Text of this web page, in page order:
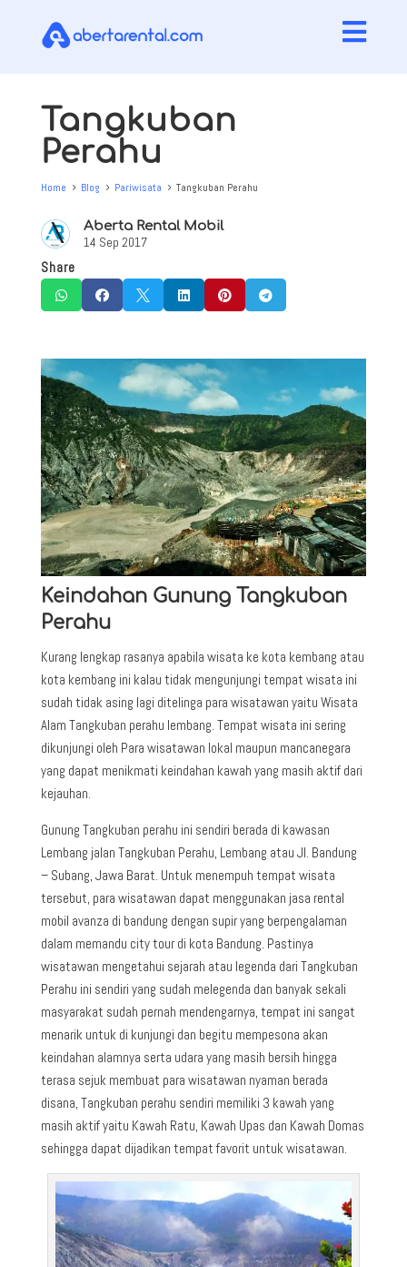

Tangkuban
Perahu
Home 5 Blog 5 Pariwisata 5 Tangkuban Perahu
Aberta Rental Mobil
14 Sep 2017
Share
     
Keindahan Gunung Tangkuban
Perahu
Kurang lengkap rasanya apabila wisata ke kota kembang atau
kota kembang ini kalau tidak mengunjungi tempat wisata ini
sudah tidak asing lagi ditelinga para wisatawan yaitu Wisata
Alam Tangkuban perahu lembang. Tempat wisata ini sering
dikunjungi oleh Para wisatawan lokal maupun mancanegara
yang dapat menikmati keindahan kawah yang masih aktif dari
kejauhan.
Gunung Tangkuban perahu ini sendiri berada di kawasan
Lembang jalan Tangkuban Perahu, Lembang atau Jl. Bandung
– Subang, Jawa Barat. Untuk menempuh tempat wisata
tersebut, para wisatawan dapat menggunakan jasa rental
mobil avanza di bandung dengan supir yang berpengalaman
dalam memandu city tour di kota Bandung. Pastinya
wisatawan mengetahui sejarah atau legenda dari Tangkuban
Perahu ini sendiri yang sudah melegenda dan banyak sekali
masyarakat sudah pernah mendengarnya, tempat ini sangat
menarik untuk di kunjungi dan begitu mempesona akan
keindahan alamnya serta udara yang masih bersih hingga
terasa sejuk membuat para wisatawan nyaman berada
disana, Tangkuban perahu sendiri memiliki 3 kawah yang
masih aktif yaitu Kawah Ratu, Kawah Upas dan Kawah Domas
sehingga dapat dijadikan tempat favorit untuk wisatawan.